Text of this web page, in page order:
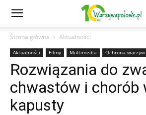
Strona główna Aktualności
Aktualności Filmy Multimedia Ochrona warzyw
Rozwiązania do
chwastów i chorób
kapusty